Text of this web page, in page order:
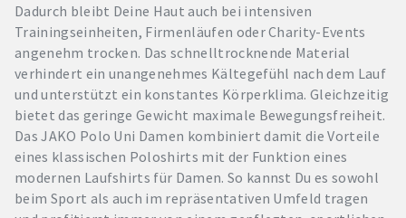
Dadurch bleibt Deine Haut auch bei intensiven
Trainingseinheiten, Firmenläufen oder Charity-Events
angenehm trocken. Das schnelltrocknende Material
verhindert ein unangenehmes Kältegefühl nach dem Lauf
und unterstützt ein konstantes Körperklima. Gleichzeitig
bietet das geringe Gewicht maximale Bewegungsfreiheit.
Das JAKO Polo Uni Damen kombiniert damit die Vorteile
eines klassischen Poloshirts mit der Funktion eines
modernen Laufshirts für Damen. So kannst Du es sowohl
beim Sport als auch im repräsentativen Umfeld tragen